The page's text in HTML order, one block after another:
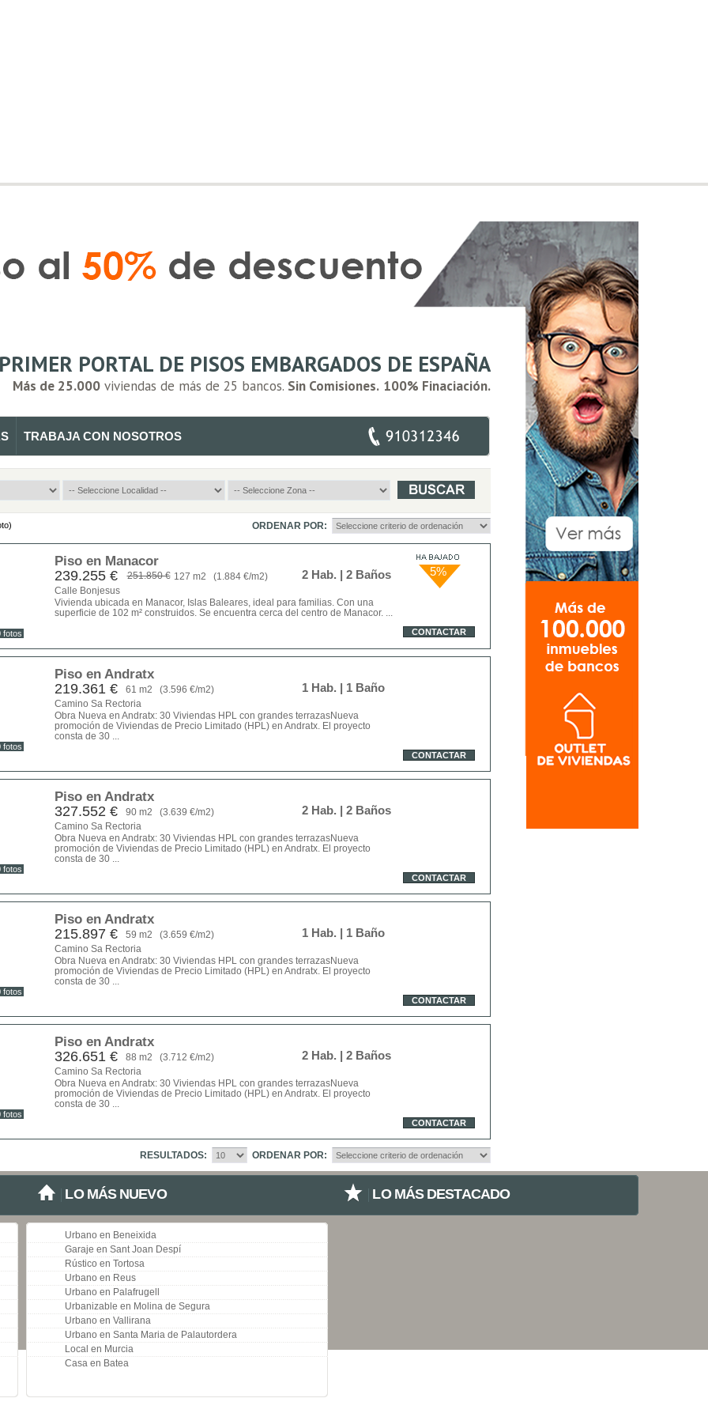
PRIMER PORTAL DE PISOS EMBARGADOS DE ESPAÑA
Más de 25.000viviendas de más de 25 bancos. Sin Comisiones. 100% Finaciación.
TRABAJA CON NOSOTROS
ORDENAR POR:
fotos
Piso en Manacor
239.255 € 251.850 € 127 m2 (1.884 €/m2) 2 Hab. | 2 Baños
Calle Bonjesus
Vivienda ubicada en Manacor, Islas Baleares, ideal para familias. Con una
superficie de 102 m² construidos. Se encuentra cerca del centro de Manacor. ...
5%
CONTACTAR
fotos
Piso en Andratx
219.361 € 61 m2 (3.596 €/m2) 1 Hab. | 1 Baño
Camino Sa Rectoria
Obra Nueva en Andratx: 30 Viviendas HPL con grandes terrazasNueva
promoción de Viviendas de Precio Limitado (HPL) en Andratx. El proyecto
consta de 30 ...
CONTACTAR
fotos
Piso en Andratx
327.552 € 90 m2 (3.639 €/m2) 2 Hab. | 2 Baños
Camino Sa Rectoria
Obra Nueva en Andratx: 30 Viviendas HPL con grandes terrazasNueva
promoción de Viviendas de Precio Limitado (HPL) en Andratx. El proyecto
consta de 30 ...
CONTACTAR
fotos
Piso en Andratx
215.897 € 59 m2 (3.659 €/m2) 1 Hab. | 1 Baño
Camino Sa Rectoria
Obra Nueva en Andratx: 30 Viviendas HPL con grandes terrazasNueva
promoción de Viviendas de Precio Limitado (HPL) en Andratx. El proyecto
consta de 30 ...
CONTACTAR
fotos
Piso en Andratx
326.651 € 88 m2 (3.712 €/m2) 2 Hab. | 2 Baños
Camino Sa Rectoria
Obra Nueva en Andratx: 30 Viviendas HPL con grandes terrazasNueva
promoción de Viviendas de Precio Limitado (HPL) en Andratx. El proyecto
consta de 30 ...
CONTACTAR
ORDENAR POR:
RESULTADOS:
LO MÁS NUEVO
Urbano en Beneixida
Garaje en Sant Joan Despí
Rústico en Tortosa
Urbano en Reus
Urbano en Palafrugell
Urbanizable en Molina de Segura
Urbano en Vallirana
Urbano en Santa Maria de Palautordera
Local en Murcia
Casa en Batea
LO MÁS DESTACADO